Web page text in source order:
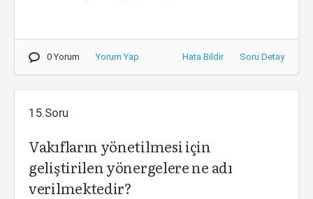
0 Yorum Yorum Yap Hata Bildir Soru Detay
15.Soru
Vakıfların yönetilmesi için
geliştirilen yönergelere ne adı
verilmektedir?